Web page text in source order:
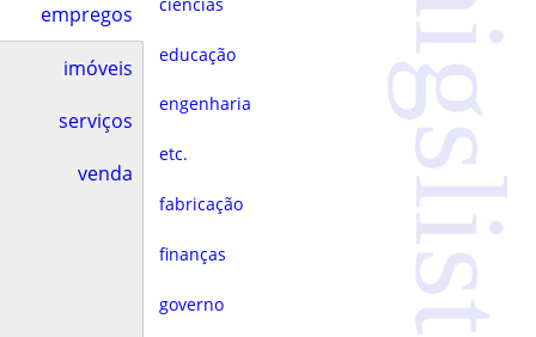
empregos
imóveis
serviços
venda
educação
engenharia
etc.
fabricação
finanças
governo craigslist